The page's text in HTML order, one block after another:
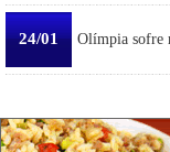
24/01 Olímpia sofre